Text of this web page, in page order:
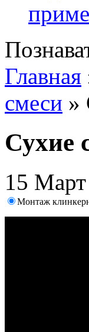
Главная
смеси »
Сухие
15
Монтаж